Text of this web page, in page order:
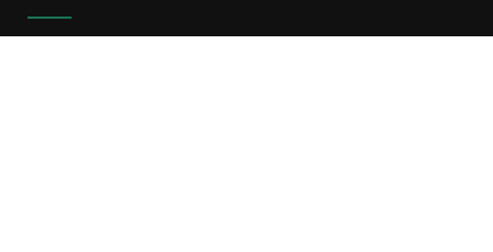
Al por mayor etiqueta adhesiva con logo
Rígido Industrias Co.,Ltd.